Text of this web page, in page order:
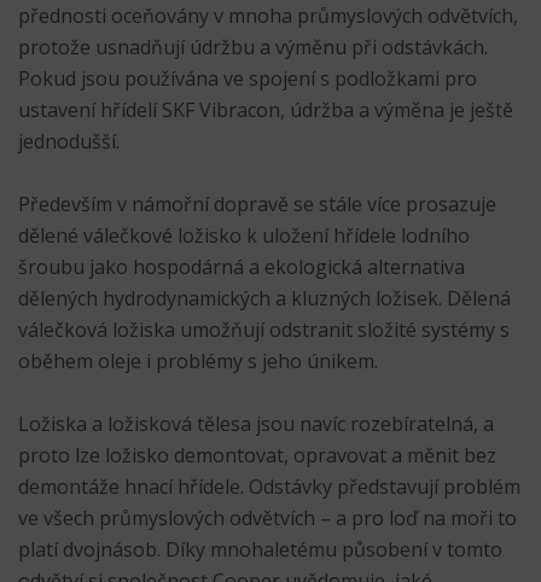
přednosti oceňovány v mnoha průmyslových odvětvích,
protože usnadňují údržbu a výměnu při odstávkách.
Pokud jsou používána ve spojení s podložkami pro
ustavení hřídelí SKF Vibracon, údržba a výměna je ještě
jednodušší.
Především v námořní dopravě se stále více prosazuje
dělené válečkové ložisko k uložení hřídele lodního
šroubu jako hospodárná a ekologická alternativa
dělených hydrodynamických a kluzných ložisek. Dělená
válečková ložiska umožňují odstranit složité systémy s
oběhem oleje i problémy s jeho únikem.
Ložiska a ložisková tělesa jsou navíc rozebíratelná, a
proto lze ložisko demontovat, opravovat a měnit bez
demontáže hnací hřídele. Odstávky představují problém
ve všech průmyslových odvětvích – a pro loď na moři to
platí dvojnásob. Díky mnohaletému působení v tomto